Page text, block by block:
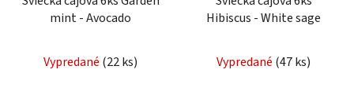
mint - Avocado
Vypredané (22 ks)
Hibiscus - White sage
Vypredané (47 ks)